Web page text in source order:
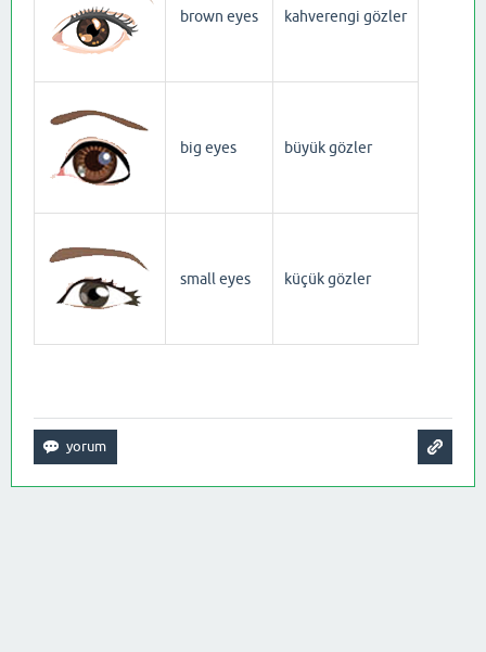
brown eyes kahverengi gözler
big eyes büyük gözler
small eyes küçük gözler